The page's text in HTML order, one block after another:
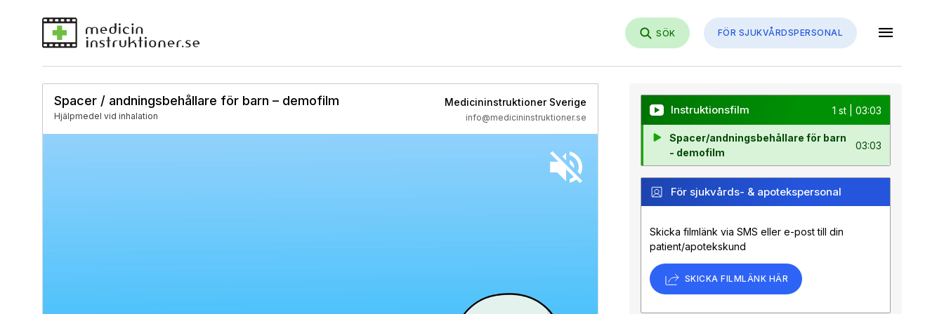
SÖK FÖR SJUKVÅRDSPERSONAL menu
Spacer / andningsbehållare för barn – demofilm
Hjälpmedel vid inhalation
Medicininstruktioner Sverige
info@medicininstruktioner.se
Instruktionsfilm 1 st | 03:03
Spacer/andningsbehållare för barn
- demofilm
03:03
För sjukvårds- & apotekspersonal
Skicka filmlänk via SMS eller e-post till din
patient/apotekskund
SKICKA FILMLÄNK HÄR